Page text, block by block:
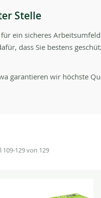
Stelle
ein sicheres
dass Sie bestens
garantieren wir höchste
109-129von 129